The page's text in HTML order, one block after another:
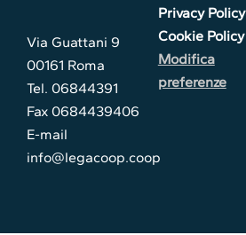
Via Guattani 9
00161 Roma
Tel. 06844391
Fax 0684439406
E-mail
info@legacoop.coop
Privacy Policy
Cookie Policy
Modifica
preferenze